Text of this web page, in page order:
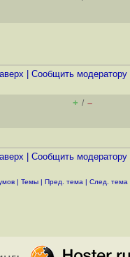
Cообщить модератору
+ / –
Cообщить модератору
| Темы | Пред. тема | След. тема